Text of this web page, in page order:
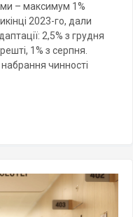
– максимум 1%
2023-го, дали
2,5% з грудня
1% з серпня.
чинності